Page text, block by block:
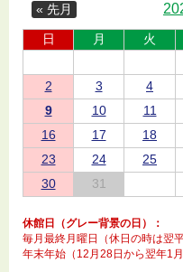
« 先月
日 月 火
2
3 4
9
10 11
16
17 18
23
24 25
30
31
休館日（グレー背景の日）：
毎月最終月曜日（休日の時は翌平
年末年始（12月28日から翌年1月